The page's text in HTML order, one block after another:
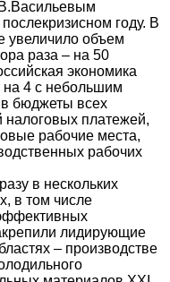
году. В
увеличило объем
раза – на 50
экономика
4 с небольшим
бюджеты всех
налоговых платежей,
рабочие места,
рабочих
в нескольких
в том числе
лидирующие
– производстве